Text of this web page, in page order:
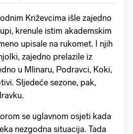
Križevcima išle zajedno
krenule istim akademskim
upisale na rukomet. I njih
zajedno prelazile iz
u Mlinaru, Podravci, Koki,
Sljedeće sezone, pak,
se uglavnom osjeti kada
nezgodna situacija. Tada